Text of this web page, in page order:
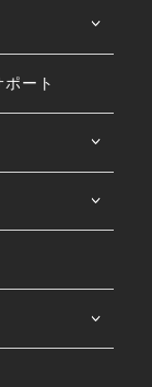
ート